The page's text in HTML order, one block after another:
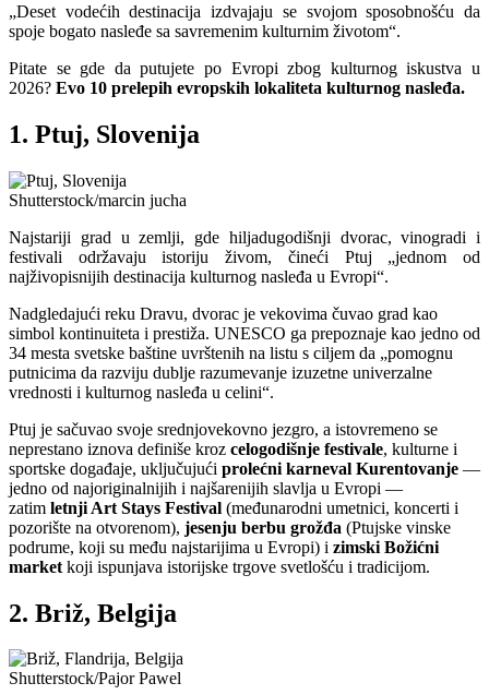
„Deset vodećih destinacija izdvajaju se svojom sposobnošću da
spoje bogato nasleđe sa savremenim kulturnim životom“.
Pitate se gde da putujete po Evropi zbog kulturnog iskustva u
2026? Evo 10 prelepih evropskih lokaliteta kulturnog nasleđa.
1. Ptuj, Slovenija
Shutterstock/marcin jucha
Najstariji grad u zemlji, gde hiljadugodišnji dvorac, vinogradi i
festivali održavaju istoriju živom, čineći Ptuj „jednom od
najživopisnijih destinacija kulturnog nasleđa u Evropi“.
Nadgledajući reku Dravu, dvorac je vekovima čuvao grad kao
simbol kontinuiteta i prestiža. UNESCO ga prepoznaje kao jedno od
34 mesta svetske baštine uvrštenih na listu s ciljem da „pomognu
putnicima da razviju dublje razumevanje izuzetne univerzalne
vrednosti i kulturnog nasleđa u celini“.
Ptuj je sačuvao svoje srednjovekovno jezgro, a istovremeno se
neprestano iznova definiše kroz celogodišnje festivale, kulturne i
sportske događaje, uključujući prolećni karneval Kurentovanje —
jedno od najoriginalnijih i najšarenijih slavlja u Evropi —
zatim letnji Art Stays Festival (međunarodni umetnici, koncerti i
pozorište na otvorenom), jesenju berbu grožđa (Ptujske vinske
podrume, koji su među najstarijima u Evropi) i zimski Božićni
market koji ispunjava istorijske trgove svetlošću i tradicijom.
2. Briž, Belgija
Shutterstock/Pajor Pawel